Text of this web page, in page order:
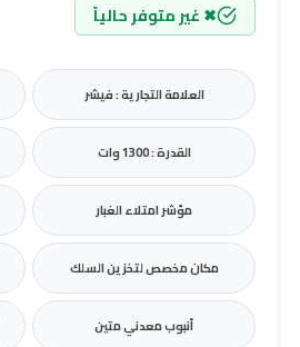
✖ غير متوفر حالياً
العلامة التجارية : فيشر
القدرة : 1300 وات
مؤشر امتلاء الغبار
مكان مخصص لتخزين السلك
أنبوب معدني متين